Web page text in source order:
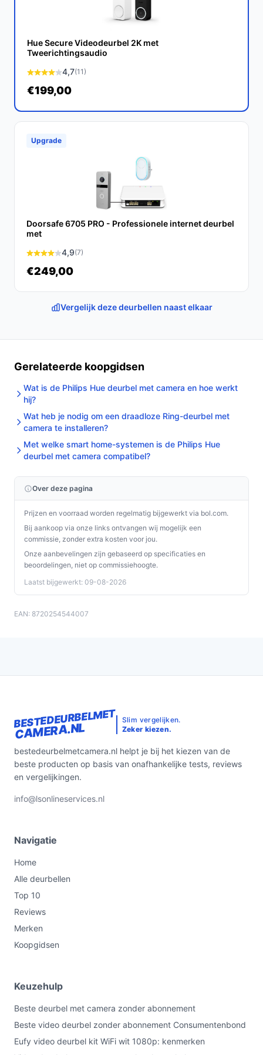
huis beter te beveiligen. Met zijn uitgebreide functies
en praktische voordelen is deze deurbel een
waardevolle toevoeging aan jouw beveiligingssysteem.
Ontdek alle specificaties en vergelijk prijzen op
bestedeurbelmetcamera.nl. Kies bewust wat perfect
past bij jouw behoeften!
Hue Secure Videodeurbel 2K met
Tweerichtingsaudio
4,7(11)
€199,00
Upgrade
Doorsafe 6705 PRO - Professionele internet deurbel
met
4,9(7)
€249,00
Vergelijk deze deurbellen naast elkaar
Gerelateerde koopgidsen
Wat is de Philips Hue deurbel met camera en hoe werkt
hij?
Wat heb je nodig om een draadloze Ring-deurbel met
camera te installeren?
Met welke smart home-systemen is de Philips Hue
deurbel met camera compatibel?
Over deze pagina
Prijzen en voorraad worden regelmatig bijgewerkt via bol.com.
Bij aankoop via onze links ontvangen wij mogelijk een
commissie, zonder extra kosten voor jou.
Onze aanbevelingen zijn gebaseerd op specificaties en
beoordelingen, niet op commissiehoogte.
Laatst bijgewerkt: 09-08-2026
EAN: 8720254544007
BESTEDEURBELMET
CAMERA.NL
Slim vergelijken.
Zeker kiezen.
bestedeurbelmetcamera.nl helpt je bij het kiezen van de
beste producten op basis van onafhankelijke tests, reviews
en vergelijkingen.
info@lsonlineservices.nl
Navigatie
Home
Alle deurbellen
Top 10
Reviews
Merken
Koopgidsen
Keuzehulp
Beste deurbel met camera zonder abonnement
Beste video deurbel zonder abonnement Consumentenbond
Eufy video deurbel kit WiFi wit 1080p: kenmerken